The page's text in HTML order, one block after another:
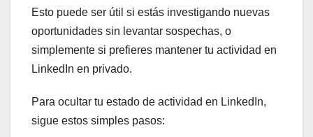
Esto puede ser útil si estás investigando nuevas
oportunidades sin levantar sospechas, o
simplemente si prefieres mantener tu actividad en
LinkedIn en privado.
Para ocultar tu estado de actividad en LinkedIn,
sigue estos simples pasos: